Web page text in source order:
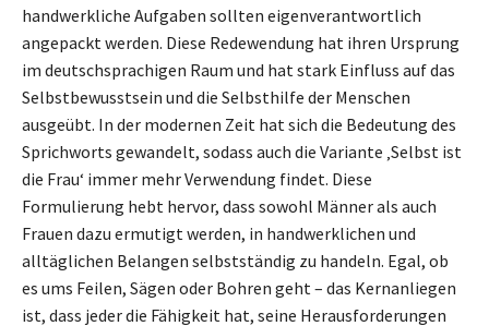
handwerkliche Aufgaben sollten eigenverantwortlich
angepackt werden. Diese Redewendung hat ihren Ursprung
im deutschsprachigen Raum und hat stark Einfluss auf das
Selbstbewusstsein und die Selbsthilfe der Menschen
ausgeübt. In der modernen Zeit hat sich die Bedeutung des
Sprichworts gewandelt, sodass auch die Variante ‚Selbst ist
die Frau‘ immer mehr Verwendung findet. Diese
Formulierung hebt hervor, dass sowohl Männer als auch
Frauen dazu ermutigt werden, in handwerklichen und
alltäglichen Belangen selbstständig zu handeln. Egal, ob
es ums Feilen, Sägen oder Bohren geht – das Kernanliegen
ist, dass jeder die Fähigkeit hat, seine Herausforderungen